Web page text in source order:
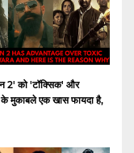
2' को 'टॉक्सिक' और
के मुकाबले एक खास फायदा है,